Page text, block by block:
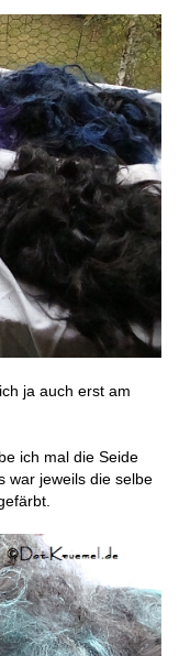
ja auch erst am
ich mal die Seide
war jeweils die selbe